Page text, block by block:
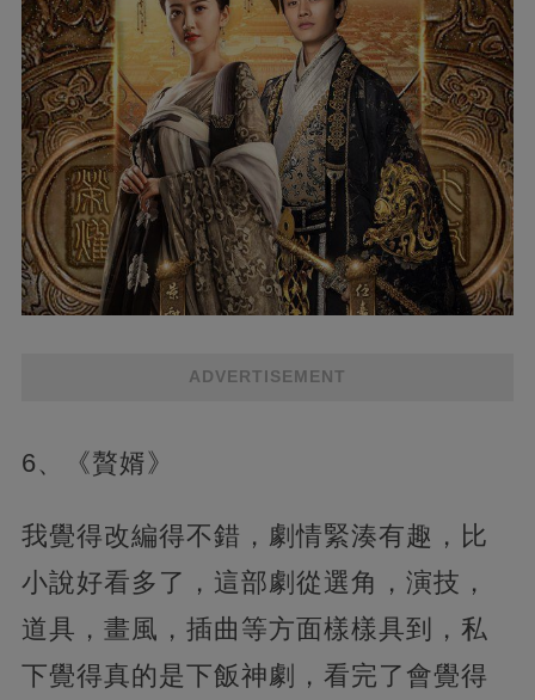
ADVERTISEMENT
6、《贅婿》
我覺得改編得不錯，劇情緊湊有趣，比
小說好看多了，這部劇從選角，演技，
道具，畫風，插曲等方面樣樣具到，私
下覺得真的是下飯神劇，看完了會覺得